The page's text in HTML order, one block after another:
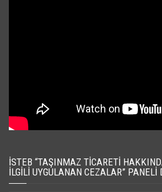
İSTEB “TAŞINMAZ TICARETI
İLGILI UYGULANAN CEZALAR” PANELI